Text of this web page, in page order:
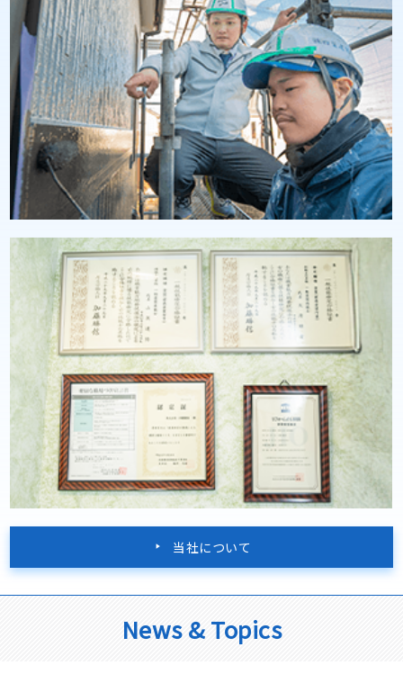
当社について
News & Topics